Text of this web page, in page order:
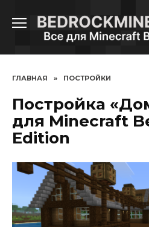
содержанию
ГЛАВНАЯ » ПОСТРОЙКИ
Постройка
для Minecraft
Edition